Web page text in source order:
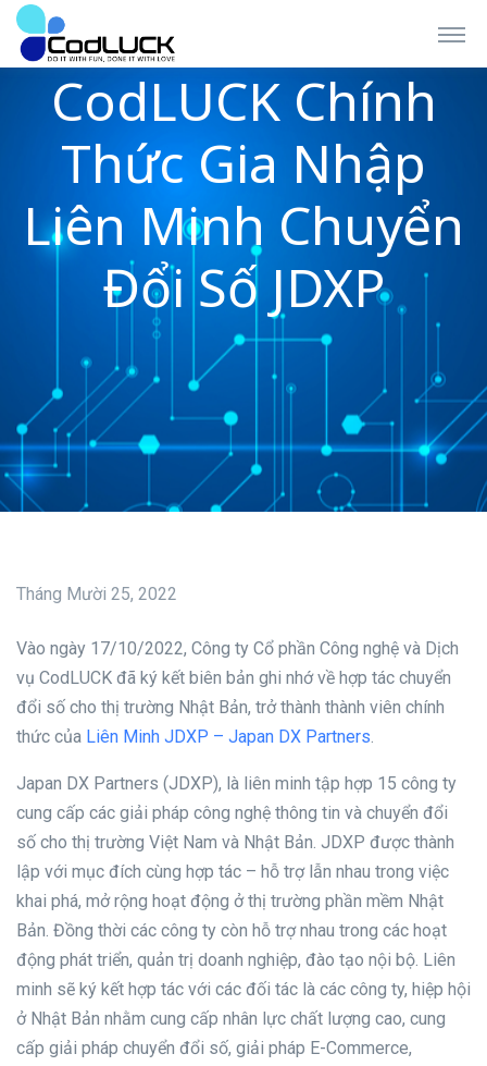
CodLUCK Chính
Thức Gia Nhập
Liên Minh Chuyển
Đổi Số JDXP
Tháng Mười 25, 2022
Vào ngày 17/10/2022, Công ty Cổ phần Công nghệ và Dịch
vụ CodLUCK đã ký kết biên bản ghi nhớ về hợp tác chuyển
đổi số cho thị trường Nhật Bản, trở thành thành viên chính
thức của Liên Minh JDXP – Japan DX Partners.
Japan DX Partners (JDXP), là liên minh tập hợp 15 công ty
cung cấp các giải pháp công nghệ thông tin và chuyển đổi
số cho thị trường Việt Nam và Nhật Bản. JDXP được thành
lập với mục đích cùng hợp tác – hỗ trợ lẫn nhau trong việc
khai phá, mở rộng hoạt động ở thị trường phần mềm Nhật
Bản. Đồng thời các công ty còn hỗ trợ nhau trong các hoạt
động phát triển, quản trị doanh nghiệp, đào tạo nội bộ. Liên
minh sẽ ký kết hợp tác với các đối tác là các công ty, hiệp hội
ở Nhật Bản nhằm cung cấp nhân lực chất lượng cao, cung
cấp giải pháp chuyển đổi số, giải pháp E-Commerce,